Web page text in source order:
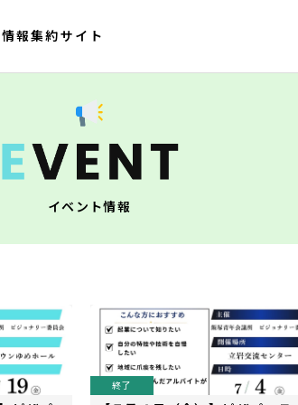
報集約サイト
イベント情報
終了